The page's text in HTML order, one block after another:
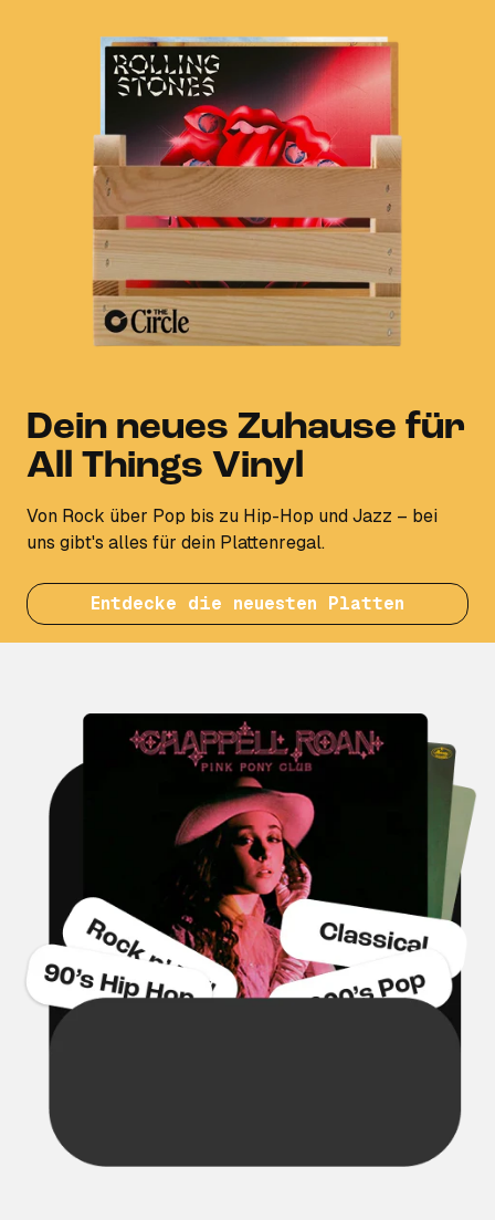
Dein neues Zuhause für
All Things Vinyl
Von Rock über Pop bis zu Hip-Hop und Jazz – bei
uns gibt's alles für dein Plattenregal.
Entdecke die neuesten Platten